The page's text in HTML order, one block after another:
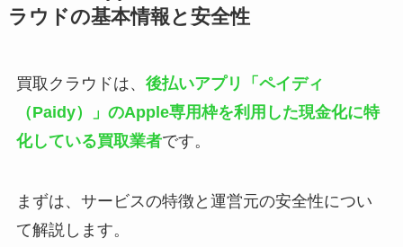
ラウドの基本情報と安全性
買取クラウドは、 後払いアプリ「ペイディ
（Paidy）」のApple専用枠を利用した現金化に特
化している買取業者です。
まずは、サービスの特徴と運営元の安全性につい
て解説します。